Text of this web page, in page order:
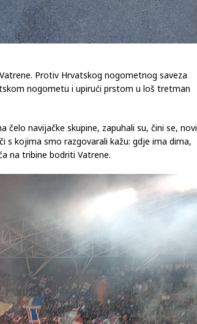
Protiv Hrvatskog nogometnog saveza
nogometu i upirući prstom u loš tretman
navijačke skupine, zapuhali su, čini se, novi
s kojima smo razgovarali kažu: gdje ima dima,
na tribine bodriti Vatrene.